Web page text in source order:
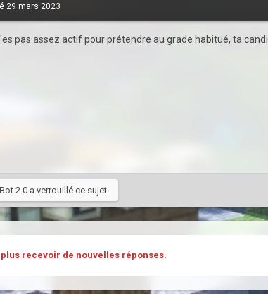
29 mars 2023
pas assez actif pour prétendre au grade habitué, ta
Bot 2.0 a verrouillé ce sujet
plus recevoir de nouvelles réponses.